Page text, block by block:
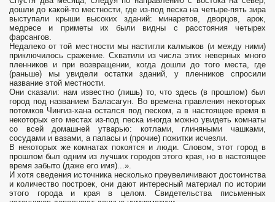
дошли до какой-то мест­ности, где из-под песка на четыре-пять зира
выступали крыши высоких зданий: минаретов, дворцов, арок,
медресе и приметы их были видны с расстояния четырех
фарсангов.
Недалеко от той местности мы настигли калмыков (и между ними)
приключилось сражение. Схватили из числа этих неверных много
пленников и при возвращении, когда дошли до того места, где
(раньше) мы увидели остатки зданий, у пленников спросили
название этой местности.
Они сказали: нам известно (лишь) то, что здесь (в прошлом) был
город под названием Баласагун. Во времена правления некоторых
потомков Чингиз-хана остался под песком, а в настоящее время в
некоторых его мес­тах из-под песка иногда можно увидеть комнаты
со всей домашней утварью: котлами, глиняными чашками,
сосудами и вазами, а паласы и (прочие) пожитки исчезли.
В некоторых же комнатах покоятся и люди. Словом, этот город в
прошлом был одним из лучших городов этого края, но в настоящее
время забыто (даже его имя)...».
И хотя сведения источника несколько преувеличивают достоинства
и количество построек, они дают интересный материал по истории
этого города и края в целом. Свидетельства письменных